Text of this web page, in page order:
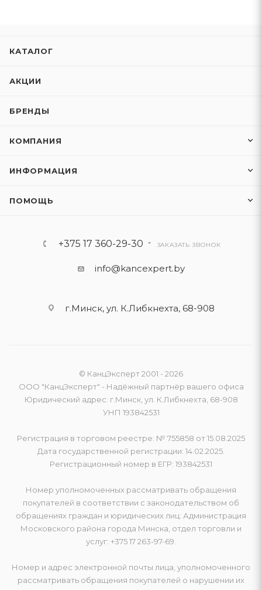
КАТАЛОГ
АКЦИИ
БРЕНДЫ
КОМПАНИЯ
ИНФОРМАЦИЯ
ПОМОЩЬ
+375 17 360-29-30 ЗАКАЗАТЬ ЗВОНОК
info@kancexpert.by
г.Минск, ул. К.Либкнехта, 68-908
© КанцЭксперт 2001 - 2026
ООО "КанцЭксперт" - Надёжный партнёр вашего офиса
Юридический адрес: г.Минск, ул. К.Либкнехта, 68-908
УНП 193842531
Регистрация в торговом реестре: № 755858 от 15.08.2025
Дата государственной регистрации: 14.02.2025.
Регистрационный номер в ЕГР: 193842531
Номер уполномоченных рассматривать обращения
покупателей в соответствии с законодательством об
обращениях граждан и юридических лиц: Администрация
Московского района города Минска, отдел торговли и
услуг: +375 17 263-97-69.
Номер и адрес электронной почты лица, уполномоченного
рассматривать обращения покупателей о нарушении их